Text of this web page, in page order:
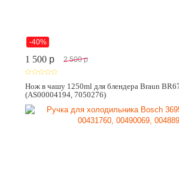
-40%
1 500 p 2 500 p
Нож в чашу 1250ml для блендера Braun
(AS00004194, 7050276)